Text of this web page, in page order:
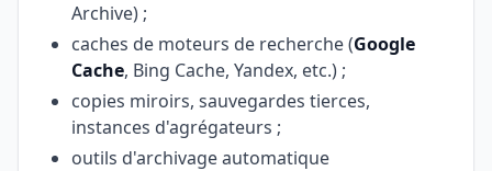
Archive) ;
caches de moteurs de recherche (Google
Cache, Bing Cache, Yandex, etc.) ;
copies miroirs, sauvegardes tierces,
instances d'agrégateurs ;
outils d'archivage automatique